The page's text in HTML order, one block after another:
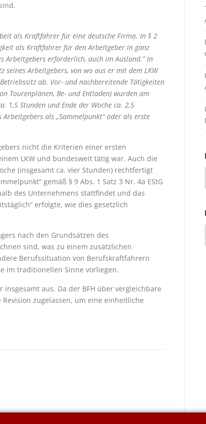
als Kraftfahrer für eine deutsche Firma. In § 2
als Kraftfahrer für den Arbeitgeber in ganz
Arbeitgebers erforderlich, auch im Ausland.” In
seines Arbeitgebers, von wo aus er mit dem LKW
ab. Vor- und nachbereitende Tätigkeiten
Tourenplänen, Be- und Entladen) wurden am
1,5 Stunden und Ende der Woche ca. 2,5
als „Sammelpunkt“ oder als erste
nicht die Kriterien einer ersten
LKW und bundesweit tätig war. Auch die
(insgesamt ca. vier Stunden) rechtfertigt
gemäß § 9 Abs. 1 Satz 3 Nr. 4a EStG
des Unternehmens stattfindet und das
erfolgte, wie dies gesetzlich
nach den Grundsätzen des
sind, was zu einem zusätzlichen
Berufssituation von Berufskraftfahrern
im traditionellen Sinne vorliegen.
aus. Da der BFH über vergleichbare
zugelassen, um eine einheitliche